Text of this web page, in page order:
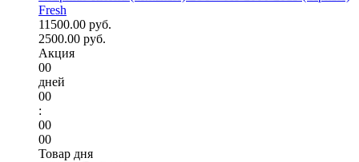
Fresh
11500.00 руб.
2500.00 руб.
Акция
00
дней
00
:
00
00
Товар дня